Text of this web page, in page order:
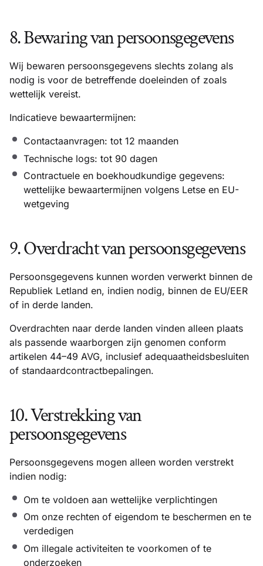
8. Bewaring van persoonsgegevens
Wij bewaren persoonsgegevens slechts zolang als
nodig is voor de betreffende doeleinden of zoals
wettelijk vereist.
Indicatieve bewaartermijnen:
Contactaanvragen: tot 12 maanden
Technische logs: tot 90 dagen
Contractuele en boekhoudkundige gegevens:
wettelijke bewaartermijnen volgens Letse en EU-
wetgeving
9. Overdracht van persoonsgegevens
Persoonsgegevens kunnen worden verwerkt binnen de
Republiek Letland en, indien nodig, binnen de EU/EER
of in derde landen.
Overdrachten naar derde landen vinden alleen plaats
als passende waarborgen zijn genomen conform
artikelen 44–49 AVG, inclusief adequaatheidsbesluiten
of standaardcontractbepalingen.
10. Verstrekking van
persoonsgegevens
Persoonsgegevens mogen alleen worden verstrekt
indien nodig:
Om te voldoen aan wettelijke verplichtingen
Om onze rechten of eigendom te beschermen en te
verdedigen
Om illegale activiteiten te voorkomen of te
onderzoeken